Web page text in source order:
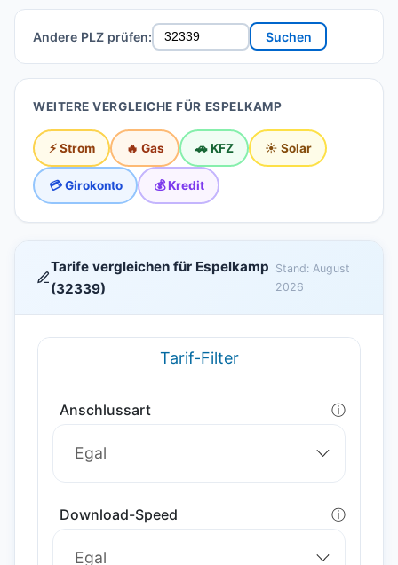
Andere PLZ prüfen: Suchen
WEITERE VERGLEICHE FÜR ESPELKAMP
⚡ Strom 🔥 Gas 🚗 KFZ ☀️ Solar
💳 Girokonto 💰 Kredit
Tarife vergleichen für Espelkamp
(32339)
Stand: August
2026